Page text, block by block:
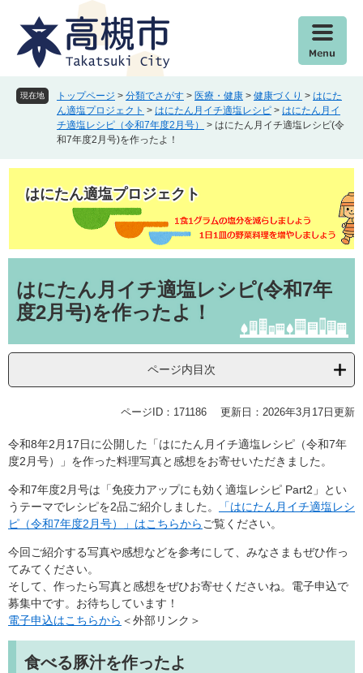
現在地 トップページ > 分類でさがす > 医療・健康 > 健康づくり > はにた
ん適塩プロジェクト > はにたん月イチ適塩レシピ > はにたん月イ
チ適塩レシピ（令和7年度2月号）
> はにたん月イチ適塩レシピ(令
和7年度2月号)を作ったよ！
はにたん適塩プロジェクト
文はにたん月イチ適塩レシピ(令和7年
度2月号)を作ったよ！
ページ内目次
ページID：171186 更新日：2026年3月17日更新
令和8年2月17日に公開した「はにたん月イチ適塩レシピ（令和7年
度2月号）」を作った料理写真と感想をお寄せいただきました。
令和7年度2月号は「免疫力アップにも効く適塩レシピ Part2」とい
うテーマでレシピを2品ご紹介しました。
「はにたん月イチ適塩レシ
ピ（令和7年度2月号）」はこちらから ご覧ください。
今回ご紹介する写真や感想などを参考にして、みなさまもぜひ作っ
てみてください。
そして、作ったら写真と感想をぜひお寄せくださいね。電子申込で
募集中です。お待ちしています！
電子申込はこちらから ＜外部リンク＞
食べる豚汁を作ったよ